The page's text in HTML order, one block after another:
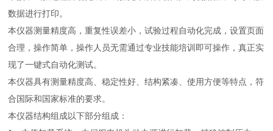
数据进行打印。
本仪器测量精度高，重复性误差小，试验过程自动化完成，设置页面
合理，操作简单，操作人员无需通过专业技能培训即可操作，真正实
现了一键式自动化测试。
本仪器具有测量精度高、稳定性好、结构紧凑、使用方便等特点，符
合国际和国家标准的要求。
本仪器结构组成以下部分组成：